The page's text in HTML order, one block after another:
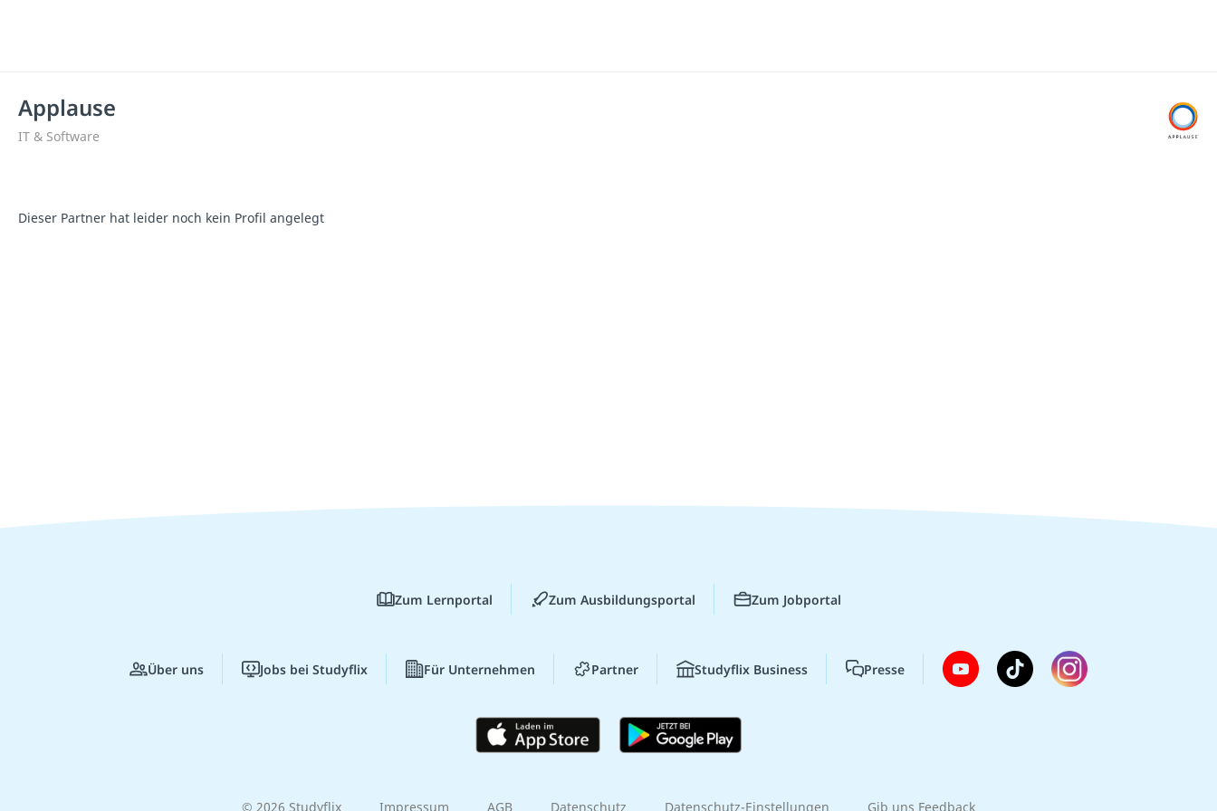
Applause
IT & Software
Dieser Partner hat leider noch kein Profil angelegt
Zum Lernportal Zum Ausbildungsportal Zum Jobportal
Über uns Jobs bei Studyflix Für Unternehmen Partner Studyflix Business Presse
© 2026 Studyflix Impressum AGB Datenschutz Datenschutz-Einstellungen Gib uns Feedback